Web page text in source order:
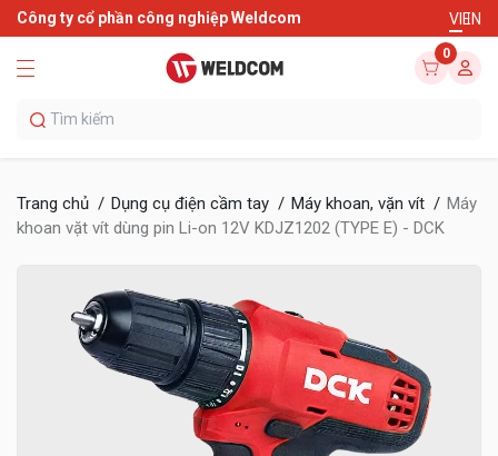
Công ty cổ phần công nghiệp Weldcom VIEN
0
Trang chủ Dụng cụ điện cầm tay Máy khoan, vặn vít
Máy
khoan vặt vít dùng pin Li-on 12V KDJZ1202 (TYPE E) - DCK